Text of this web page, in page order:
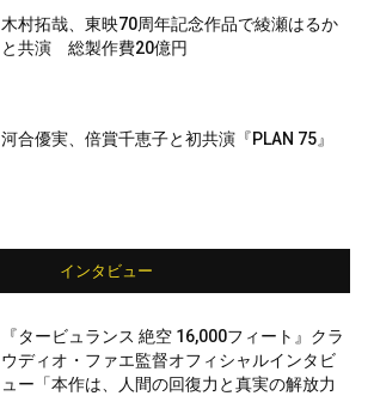
木村拓哉、東映70周年記念作品で綾瀬はるか
と共演 総製作費20億円
河合優実、倍賞千恵子と初共演『PLAN 75』
インタビュー
『タービュランス 絶空 16,000フィート』クラ
ウディオ・ファエ監督オフィシャルインタビ
ュー「本作は、人間の回復力と真実の解放力